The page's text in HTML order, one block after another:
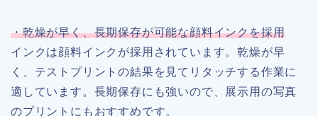
・乾燥が早く、長期保存が可能な顔料インクを採用
インクは顔料インクが採用されています。乾燥が早
く、テストプリントの結果を見てリタッチする作業に
適しています。長期保存にも強いので、展示用の写真
のプリントにもおすすめです。